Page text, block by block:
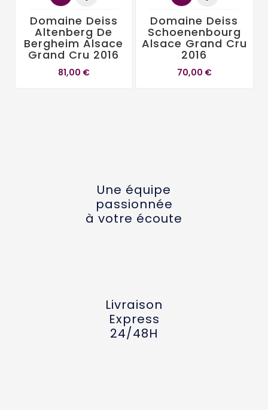
Domaine Deiss
Altenberg De
Bergheim Alsace
Grand Cru 2016
81,00 €
Domaine Deiss
Schoenenbourg
Alsace Grand Cru
2016
70,00 €
Une équipe
passionnée
à votre écoute
Livraison
Express
24/48H